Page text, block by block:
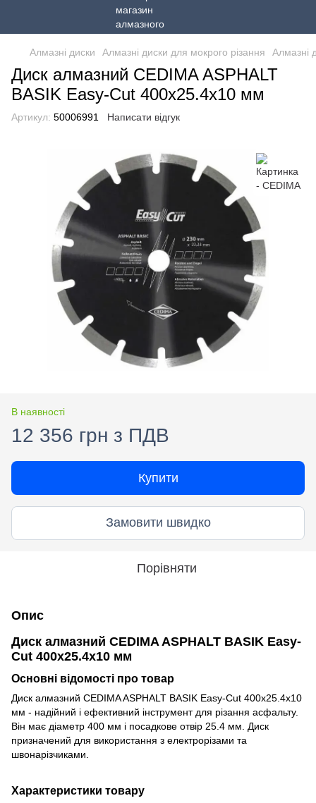
Алмазні диски Алмазні диски для мокрого різання Алмазні
Диск алмазний CEDIMA ASPHALT
BASIK Easy-Cut 400х25.4х10 мм
Артикул: 50006991 Написати відгук
В наявності
12 356 грн з ПДВ
Купити
Замовити швидко
Порівняти
Опис
Диск алмазний CEDIMA ASPHALT BASIK Easy-
Cut 400х25.4х10 мм
Основні відомості про товар
Диск алмазний CEDIMA ASPHALT BASIK Easy-Cut 400х25.4х10
мм - надійний і ефективний інструмент для різання асфальту.
Він має діаметр 400 мм і посадкове отвір 25.4 мм. Диск
призначений для використання з електрорізами та
швонарізчиками.
Характеристики товару